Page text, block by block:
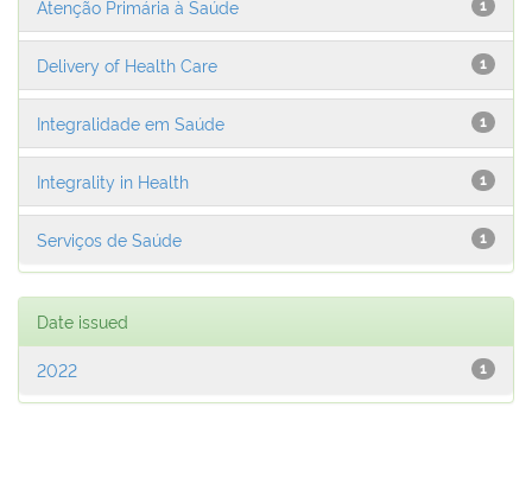
1
Atenção Primária à Saúde
1
Delivery of Health Care
1
Integralidade em Saúde
1
Integrality in Health
1
Serviços de Saúde
Date issued
1
2022